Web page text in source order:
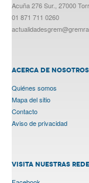
Acuña 276 Sur., 27000
01 871 711 0260
ACERCA DE NOSOTROS
Quiénes somos
Mapa del sitio
Contacto
Aviso de privacidad
VISITA NUESTRAS